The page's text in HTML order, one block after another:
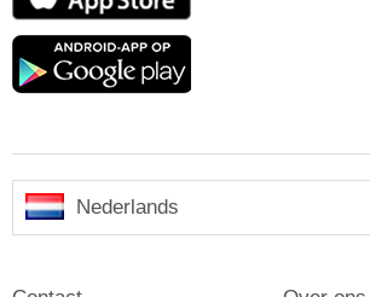
Google
Nederlands